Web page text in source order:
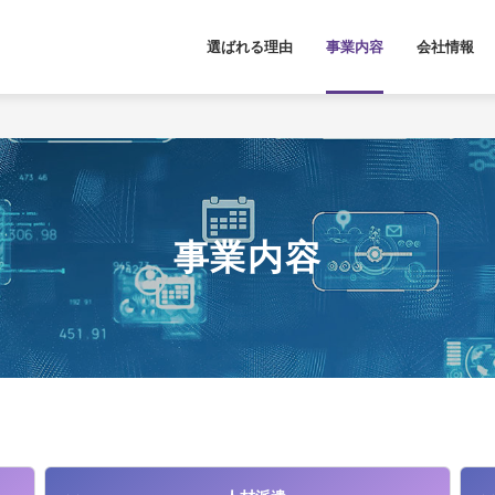
選ばれる理由 事業内容 会社情報
事業内容